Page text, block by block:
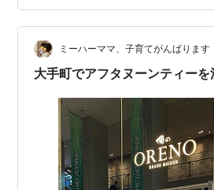
ト！？（生きているうちにやりた
か、じゃみんなで付き合おう！ と
後、カジュアルフレンチの 「俺のフ
パ〜イ！！ 人間ドックで…
ミーハーママ、子育てがんばります
大手町でアフタヌーンティーを